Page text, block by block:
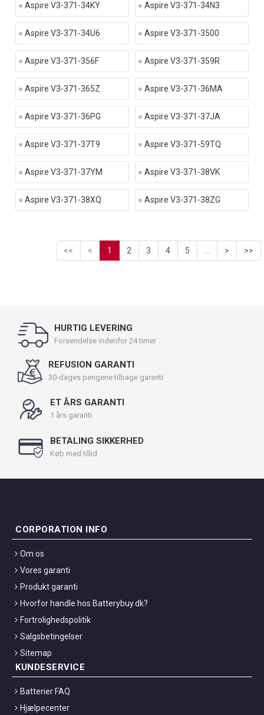
Aspire V3-371-34KY Aspire V3-371-34N3
Aspire V3-371-34U6 Aspire V3-371-3500
Aspire V3-371-356F Aspire V3-371-359R
Aspire V3-371-365Z Aspire V3-371-36MA
Aspire V3-371-36PG Aspire V3-371-37JA
Aspire V3-371-37T9 Aspire V3-371-59TQ
Aspire V3-371-37YM Aspire V3-371-38VK
Aspire V3-371-38XQ Aspire V3-371-38ZG
<< < 1 2 3 4 5 > >>
HURTIG LEVERING
Forsendelse indenfor 24 timer
REFUSION GARANTI
30-dages pengene tilbage garanti
ET ÅRS GARANTI
1 års garanti
BETALING SIKKERHED
Køb med tillid
CORPORATION INFO
Om os
Vores garanti
Produkt garanti
Hvorfor handle hos Batterybuy.dk?
Fortrolighedspolitik
Salgsbetingelser
Sitemap
KUNDESERVICE
Batterier FAQ
Hjælpecenter